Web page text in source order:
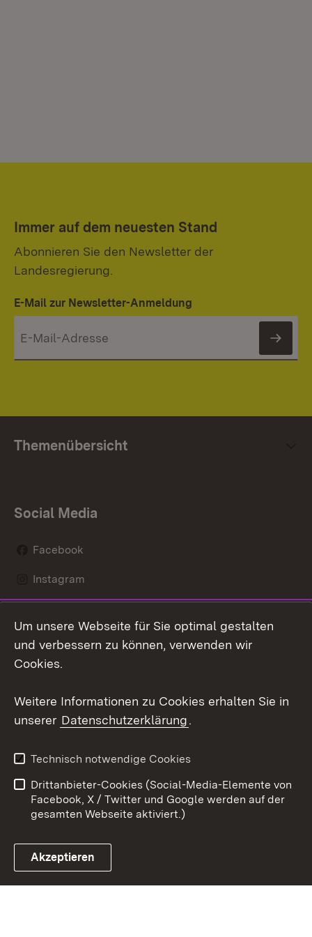
Immer auf dem neuesten Stand
Abonnieren Sie den Newsletter der
Landesregierung.
E-Mail zur Newsletter-Anmeldung
Themenübersicht
Social Media
Facebook
Instagram
Mastodon
Youtube
Link zum Landesportal
Kontakt
Datenschutz
Barrierefreiheit
Impressum Cookies
Um unsere Webseite für Sie optimal gestalten
und verbessern zu können, verwenden wir
Cookies.
Weitere Informationen zu Cookies erhalten Sie in
unserer Datenschutzerklärung.
Technisch notwendige Cookies
Drittanbieter-Cookies (Social-Media-Elemente von
Facebook, X / Twitter und Google werden auf der
gesamten Webseite aktiviert.)
Akzeptieren